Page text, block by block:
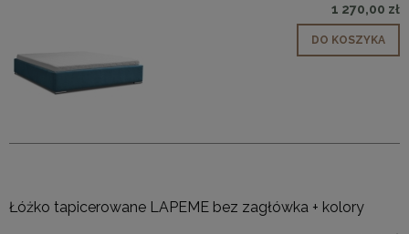
1 270,00 zł
DO KOSZYKA
Łóżko tapicerowane LAPEME bez zagłówka + kolory